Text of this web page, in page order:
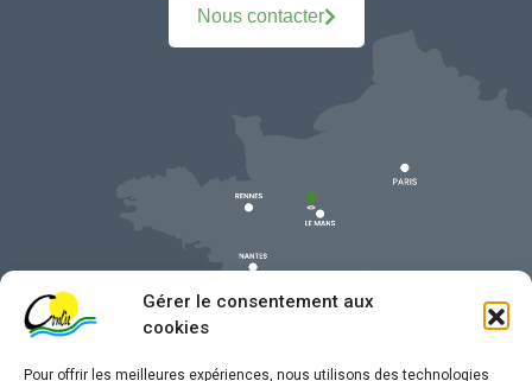
Gérer le consentement aux
cookies
Pour offrir les meilleures expériences, nous utilisons des technologies
Nous contacter